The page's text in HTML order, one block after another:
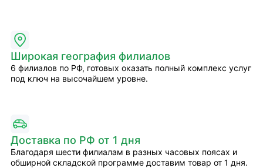
Широкая география филиалов
6 филиалов по РФ, готовых оказать полный комплекс услуг
под ключ на высочайшем уровне.
Доставка по РФ от 1 дня
Благодаря шести филиалам в разных часовых поясах и
обширной складской программе доставим товар от 1 дня.